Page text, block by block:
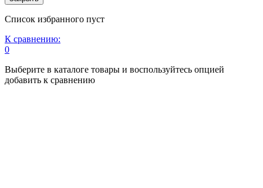
Список избранного пуст
К сравнению:
0
Выберите в каталоге товары и воспользуйтесь опцией
добавить к сравнению